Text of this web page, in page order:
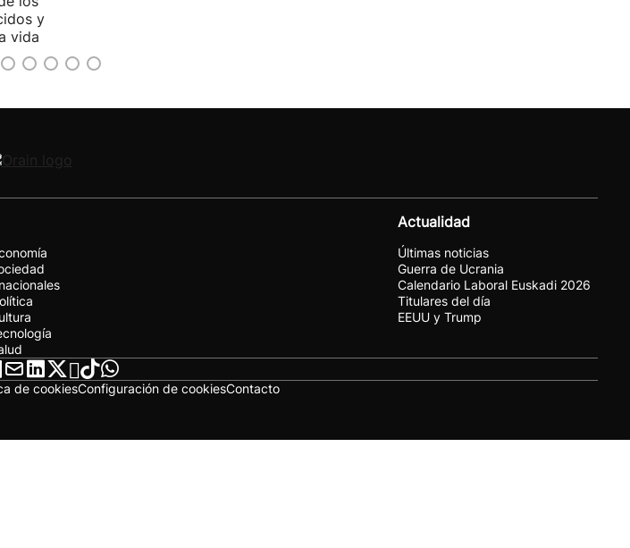
y
vida
Actualidad
Últimas noticias
Guerra de Ucrania
Calendario Laboral Euskadi 2026
Titulares del día
EEUU y Trump
de cookiesConfiguración de cookiesContacto